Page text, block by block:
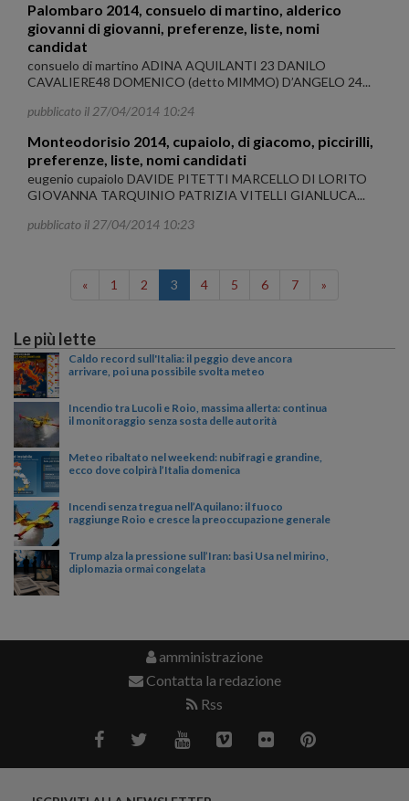
Palombaro 2014, consuelo di martino, alderico
giovanni di giovanni, preferenze, liste, nomi
candidat
consuelo di martino ADINA AQUILANTI 23 DANILO
CAVALIERE48 DOMENICO (detto MIMMO) D’ANGELO 24...
pubblicato il 27/04/2014 10:24
Monteodorisio 2014, cupaiolo, di giacomo, piccirilli,
preferenze, liste, nomi candidati
eugenio cupaiolo DAVIDE PITETTI MARCELLO DI LORITO
GIOVANNA TARQUINIO PATRIZIA VITELLI GIANLUCA...
pubblicato il 27/04/2014 10:23
« 1 2 3 4 5 6 7 »
Le più lette
Caldo record sull'Italia: il peggio deve ancora
arrivare, poi una possibile svolta meteo
Incendio tra Lucoli e Roio, massima allerta: continua
il monitoraggio senza sosta delle autorità
Meteo ribaltato nel weekend: nubifragi e grandine,
ecco dove colpirà l’Italia domenica
Incendi senza tregua nell’Aquilano: il fuoco
raggiunge Roio e cresce la preoccupazione generale
Trump alza la pressione sull’Iran: basi Usa nel mirino,
diplomazia ormai congelata
amministrazione
Contatta la redazione
Rss